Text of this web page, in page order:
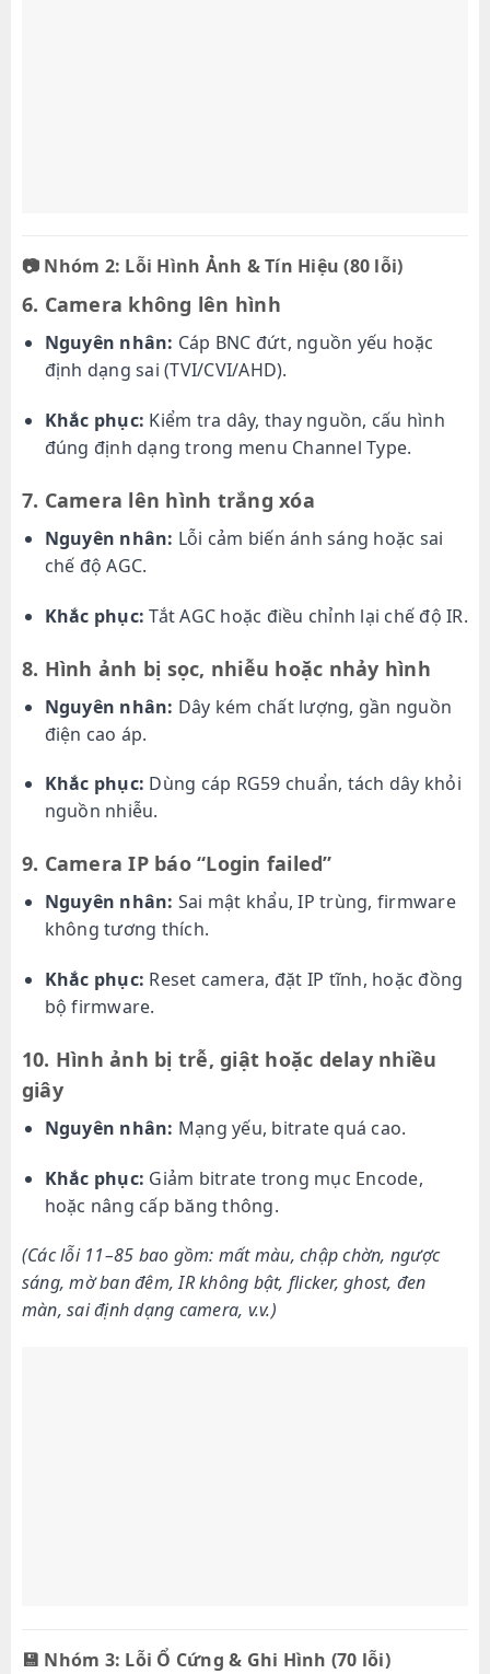
📷 Nhóm 2: Lỗi Hình Ảnh & Tín Hiệu (80 lỗi)
6. Camera không lên hình
Nguyên nhân: Cáp BNC đứt, nguồn yếu hoặc
định dạng sai (TVI/CVI/AHD).
Khắc phục: Kiểm tra dây, thay nguồn, cấu hình
đúng định dạng trong menu Channel Type.
7. Camera lên hình trắng xóa
Nguyên nhân: Lỗi cảm biến ánh sáng hoặc sai
chế độ AGC.
Khắc phục: Tắt AGC hoặc điều chỉnh lại chế độ IR.
8. Hình ảnh bị sọc, nhiễu hoặc nhảy hình
Nguyên nhân: Dây kém chất lượng, gần nguồn
điện cao áp.
Khắc phục: Dùng cáp RG59 chuẩn, tách dây khỏi
nguồn nhiễu.
9. Camera IP báo “Login failed”
Nguyên nhân: Sai mật khẩu, IP trùng, firmware
không tương thích.
Khắc phục: Reset camera, đặt IP tĩnh, hoặc đồng
bộ firmware.
10. Hình ảnh bị trễ, giật hoặc delay nhiều
giây
Nguyên nhân: Mạng yếu, bitrate quá cao.
Khắc phục: Giảm bitrate trong mục Encode,
hoặc nâng cấp băng thông.
(Các lỗi 11–85 bao gồm: mất màu, chập chờn, ngược
sáng, mờ ban đêm, IR không bật, flicker, ghost, đen
màn, sai định dạng camera, v.v.)
💾 Nhóm 3: Lỗi Ổ Cứng & Ghi Hình (70 lỗi)